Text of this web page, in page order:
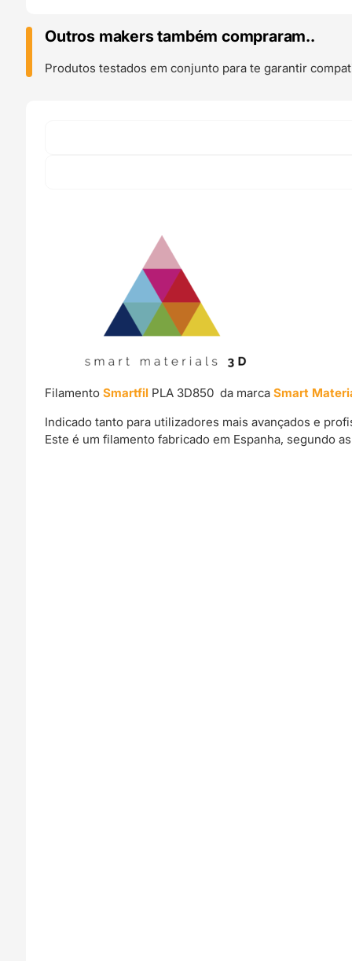
IVORY
WHITE
M
Outros makers também compraram..
Produtos testados em conjunto para te garantir
FilamentoSmartfil PLA 3D850 da marcaSmart
Indicado tanto para utilizadores mais avançados e
Este é um filamento fabricado em Espanha, segundo